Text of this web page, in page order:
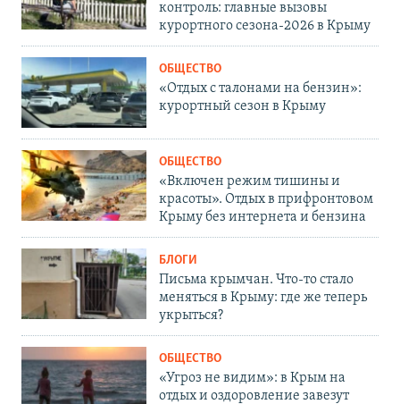
контроль: главные вызовы
курортного сезона-2026 в Крыму
ОБЩЕСТВО
«Отдых с талонами на бензин»:
курортный сезон в Крыму
ОБЩЕСТВО
«Включен режим тишины и
красоты». Отдых в прифронтовом
Крыму без интернета и бензина
БЛОГИ
Письма крымчан. Что-то стало
меняться в Крыму: где же теперь
укрыться?
ОБЩЕСТВО
«Угроз не видим»: в Крым на
отдых и оздоровление завезут